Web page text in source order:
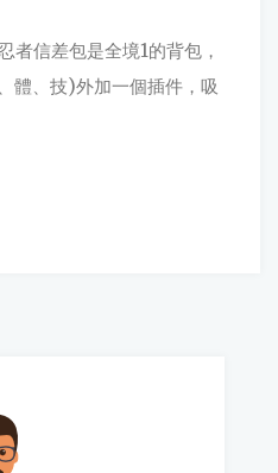
者信差包是全境1的背包，
體、技)外加一個插件，吸